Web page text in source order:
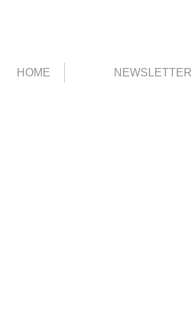
HOME NEWSLETTER